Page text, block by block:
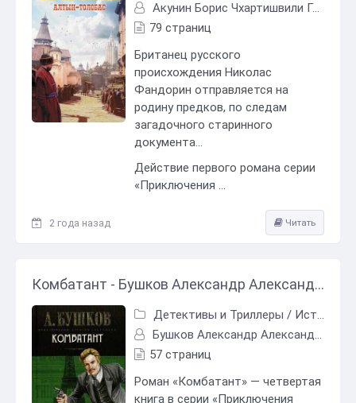
Акунин Борис Чхартишвили Григорий Шалвович
79 страниц
Британец русского
происхождения Николас
Фандорин отправляется на
родину предков, по следам
загадочного старинного
документа…
Действие первого романа серии
«Приключения ...
2 года назад Читать
Комбатант - Бушков Александр Александрович
Детективы и Триллеры / Исторический детектив
Бушков Александр Александрович
57 страниц
Роман «Комбатант» — четвертая
книга в серии «Приключения